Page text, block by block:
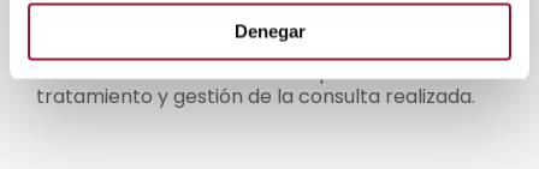
Denegar
Política de privacidad
consiento el uso de mis datos para el
tratamiento y gestión de la consulta realizada.